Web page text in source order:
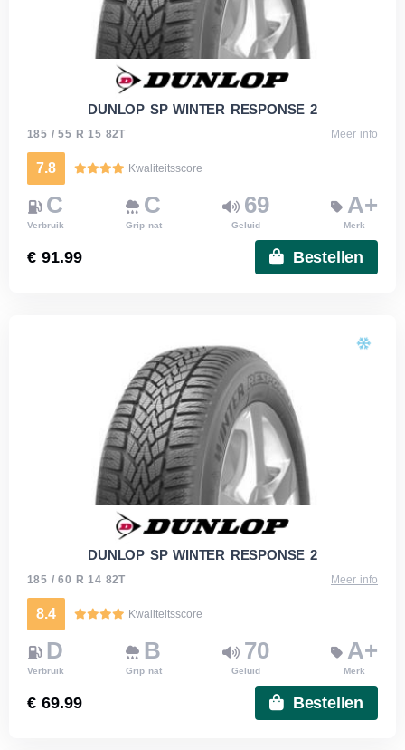
DUNLOP SP WINTER RESPONSE 2
185 / 55 R 15 82T Meer info
7.8 Kwaliteitsscore
C
Verbruik
C
Grip nat
69
Geluid
A+
Merk
€ 91.99 Bestellen
DUNLOP SP WINTER RESPONSE 2
185 / 60 R 14 82T Meer info
8.4 Kwaliteitsscore
D
Verbruik
B
Grip nat
70
Geluid
A+
Merk
€ 69.99 Bestellen